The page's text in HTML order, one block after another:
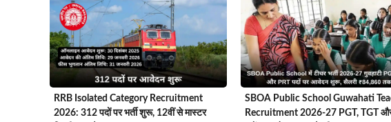
RRB Isolated Category Recruitment
2026: 312 पदों पर भर्ती शुरू, 12वीं से मास्टर
SBOA Public School Guwahati
Recruitment 2026-27 PGT, TGT और